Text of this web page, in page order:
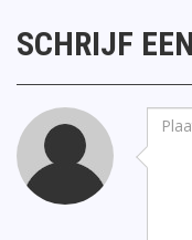
SCHRIJF